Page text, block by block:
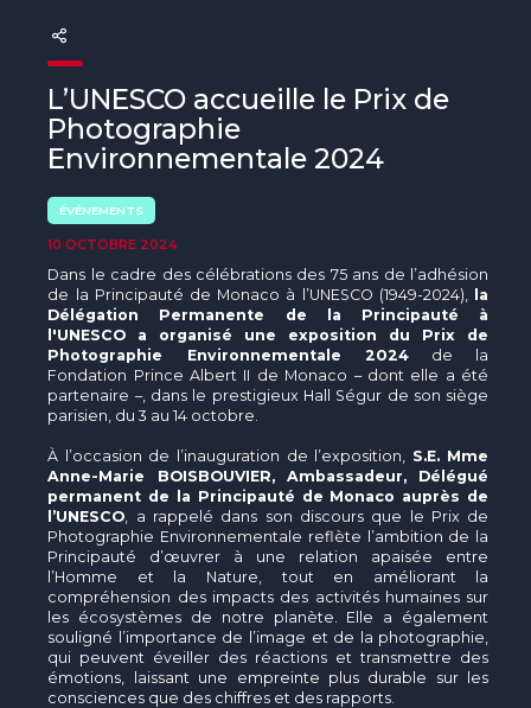
Beyond Plastic Med : BeMed
OACIS
Initiative Homme - Faune sauvage
The Green Shift Initiative
L’UNESCO accueille le Prix de
Photographie
Environnementale 2024
ÉVÉNEMENTS
10 OCTOBRE 2024
Dans le cadre des célébrations des 75 ans de l’adhésion
de la Principauté de Monaco à l’UNESCO (1949-2024),
la
Délégation Permanente de la Principauté à
l'UNESCO a organisé une exposition du Prix de
Photographie Environnementale 2024de la
Fondation Prince Albert II de Monaco – dont elle a été
partenaire –, dans le prestigieux Hall Ségur de son siège
parisien, du 3 au 14 octobre.
À l’occasion de l’inauguration de l’exposition, S.E. Mme
Anne-Marie BOISBOUVIER, Ambassadeur, Délégué
permanent de la Principauté de Monaco auprès de
l’UNESCO , a rappelé dans son discours que le Prix de
Photographie Environnementale reflète l’ambition de la
Principauté d’œuvrer à une relation apaisée entre
l’Homme et la Nature, tout en améliorant la
compréhension des impacts des activités humaines sur
les écosystèmes de notre planète. Elle a également
souligné l’importance de l’image et de la photographie,
qui peuvent éveiller des réactions et transmettre des
émotions, laissant une empreinte plus durable sur les
consciences que des chiffres et des rapports.